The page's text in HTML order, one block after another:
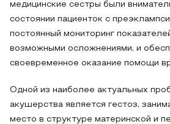
медицинские сестры были
состоянии пациенток с
постоянный мониторинг
возможными осложнениями, и
своевременное оказание помощи
Одной из наиболее актуальных
акушерства является гестоз,
место в структуре материнской и